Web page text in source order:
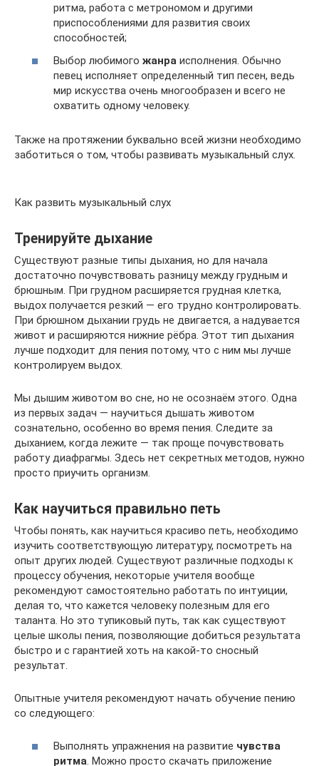
ритма, работа с метрономом и другими
приспособлениями для развития своих
способностей;
Выбор любимого жанра исполнения. Обычно
певец исполняет определенный тип песен, ведь
мир искусства очень многообразен и всего не
охватить одному человеку.
Также на протяжении буквально всей жизни необходимо
заботиться о том, чтобы развивать музыкальный слух.
Как развить музыкальный слух
Тренируйте дыхание
Существуют разные типы дыхания, но для начала
достаточно почувствовать разницу между грудным и
брюшным. При грудном расширяется грудная клетка,
выдох получается резкий — его трудно контролировать.
При брюшном дыхании грудь не двигается, а надувается
живот и расширяются нижние рёбра. Этот тип дыхания
лучше подходит для пения потому, что с ним мы лучше
контролируем выдох.
Мы дышим животом во сне, но не осознаём этого. Одна
из первых задач — научиться дышать животом
сознательно, особенно во время пения. Следите за
дыханием, когда лежите — так проще почувствовать
работу диафрагмы. Здесь нет секретных методов, нужно
просто приучить организм.
Как научиться правильно петь
Чтобы понять, как научиться красиво петь, необходимо
изучить соответствующую литературу, посмотреть на
опыт других людей. Существуют различные подходы к
процессу обучения, некоторые учителя вообще
рекомендуют самостоятельно работать по интуиции,
делая то, что кажется человеку полезным для его
таланта. Но это тупиковый путь, так как существуют
целые школы пения, позволяющие добиться результата
быстро и с гарантией хоть на какой-то сносный
результат.
Опытные учителя рекомендуют начать обучение пению
со следующего:
Выполнять упражнения на развитие чувства
ритма. Можно просто скачать приложение